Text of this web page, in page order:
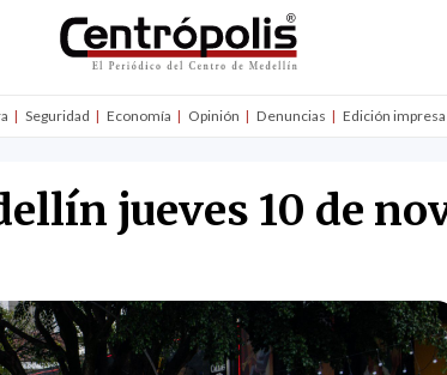
Seguridad Economía Opinión Denuncias Edición impresa
jueves 10 de